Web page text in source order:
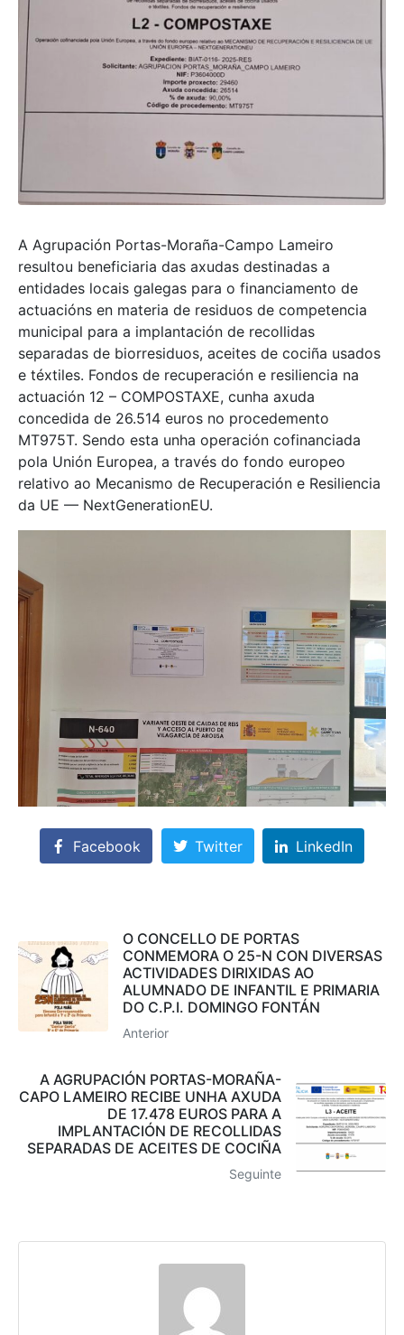
A Agrupación Portas-Moraña-Campo Lameiro
resultou beneficiaria das axudas destinadas a
entidades locais galegas para o financiamento de
actuacións en materia de residuos de competencia
municipal para a implantación de recollidas
separadas de biorresiduos, aceites de cociña usados
e téxtiles. Fondos de recuperación e resiliencia na
actuación 12 – COMPOSTAXE, cunha axuda
concedida de 26.514 euros no procedemento
MT975T. Sendo esta unha operación cofinanciada
pola Unión Europea, a través do fondo europeo
relativo ao Mecanismo de Recuperación e Resiliencia
da UE — NextGenerationEU.
Facebook Twitter LinkedIn
O CONCELLO DE PORTAS
CONMEMORA O 25-N CON DIVERSAS
ACTIVIDADES DIRIXIDAS AO
ALUMNADO DE INFANTIL E PRIMARIA
DO C.P.I. DOMINGO FONTÁN
Anterior
A AGRUPACIÓN PORTAS-MORAÑA-
CAPO LAMEIRO RECIBE UNHA AXUDA
DE 17.478 EUROS PARA A
IMPLANTACIÓN DE RECOLLIDAS
SEPARADAS DE ACEITES DE COCIÑA
Seguinte